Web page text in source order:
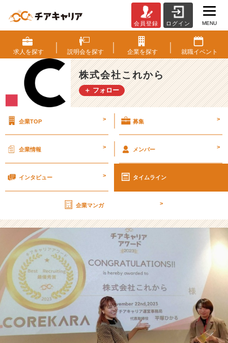
4
回
チ
ア
キ
ャ
ワ
開
催！！
会
社
こ
ら
の
タ
ラ
イ
ン】
会員登録 ログイン MENU
求人を探す 説明会を探す 企業を探す 就職イベント
株式会社これから
＋ フォロー
企業TOP > 募集 >
企業情報 > メンバー >
インタビュー > タイムライン
企業マンガ >